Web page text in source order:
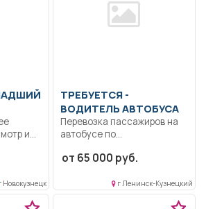
и
Новокузнецк
ТРЕБУЕТСЯ -
ВОДИТЕЛЬ АВТОБУСА
Перевозка пассажиров на
автобусе по
междугородним
от 65 000 руб.
г Ленинск-Кузнецкий